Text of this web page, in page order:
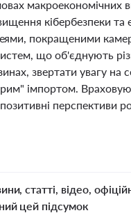
кібербезпеки та
покращеними
що об'єднують
звертати увагу на
імпортом.
позитивні
статті, відео,
цей підсумок